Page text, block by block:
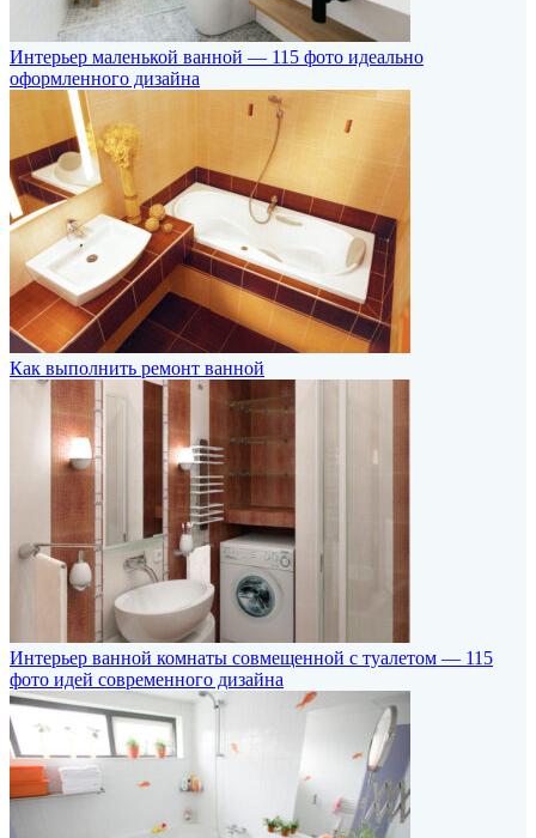
Интерьер маленькой ванной — 115 фото идеально
оформленного дизайна
Как выполнить ремонт ванной
Интерьер ванной комнаты совмещенной с туалетом — 115
фото идей современного дизайна